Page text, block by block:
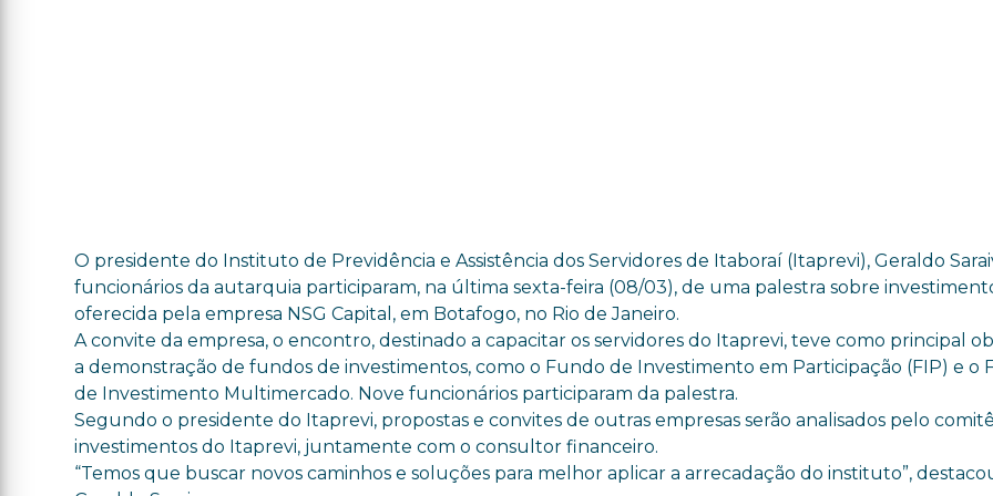
O presidente do Instituto de Previdência e Assistência dos Servidores de Itaboraí (Itaprevi), Geraldo
funcionários da autarquia participaram, na última sexta-feira (08/03), de uma palestra sobre
oferecida pela empresa NSG Capital, em Botafogo, no Rio de Janeiro.
A convite da empresa, o encontro, destinado a capacitar os servidores do Itaprevi, teve como principal
a demonstração de fundos de investimentos, como o Fundo de Investimento em Participação (FIP) e o
de Investimento Multimercado. Nove funcionários participaram da palestra.
Segundo o presidente do Itaprevi, propostas e convites de outras empresas serão analisados pelo
investimentos do Itaprevi, juntamente com o consultor financeiro.
“Temos que buscar novos caminhos e soluções para melhor aplicar a arrecadação do instituto”,